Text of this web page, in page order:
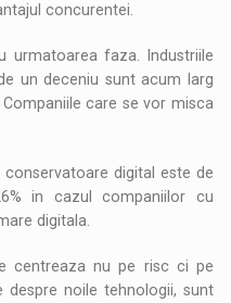
concurentei.
urmatoarea faza. Industriile
un deceniu sunt acum larg
care se vor misca
digital este de
in cazul companiilor cu
digitala.
centreaza nu pe risc ci pe
despre noile tehnologii, sunt